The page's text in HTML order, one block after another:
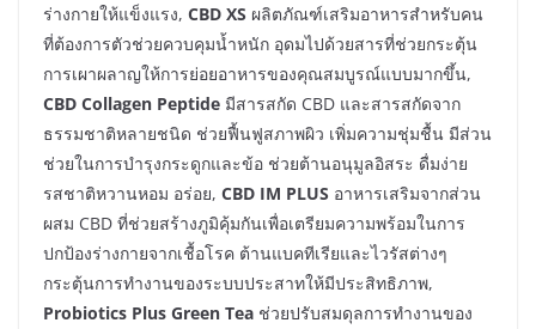
ร่างกายให้แข็งแรง, CBD XS ผลิตภัณฑ์เสริมอาหารสำหรับคน
ที่ต้องการตัวช่วยควบคุมน้ำหนัก อุดมไปด้วยสารที่ช่วยกระตุ้น
การเผาผลาญให้การย่อยอาหารของคุณสมบูรณ์แบบมากขึ้น,
CBD Collagen Peptide มีสารสกัด CBD และสารสกัดจาก
ธรรมชาติหลายชนิด ช่วยฟื้นฟูสภาพผิว เพิ่มความชุ่มชื้น มีส่วน
ช่วยในการบำรุงกระดูกและข้อ ช่วยต้านอนุมูลอิสระ ดื่มง่าย
รสชาติหวานหอม อร่อย, CBD IM PLUS อาหารเสริมจากส่วน
ผสม CBD ที่ช่วยสร้างภูมิคุ้มกันเพื่อเตรียมความพร้อมในการ
ปกป้องร่างกายจากเชื้อโรค ต้านแบคทีเรียและไวรัสต่างๆ
กระตุ้นการทำงานของระบบประสาทให้มีประสิทธิภาพ,
Probiotics Plus Green Tea ช่วยปรับสมดุลการทำงานของ